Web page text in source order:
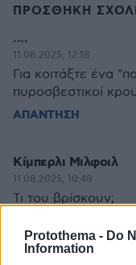
Protothema - Do
Information
ΠΡΟΣΘΗΚΗ
....
11.08.2025, 12:18
Για κοιτάξτε ένα
πυροσβεστικοί
ΑΠΑΝΤΗΣΗ
Κίμπερλι Μιλφοιλ
11.08.2025, 10:48
Τι του βρίσκουν;
Μαρια Μ.